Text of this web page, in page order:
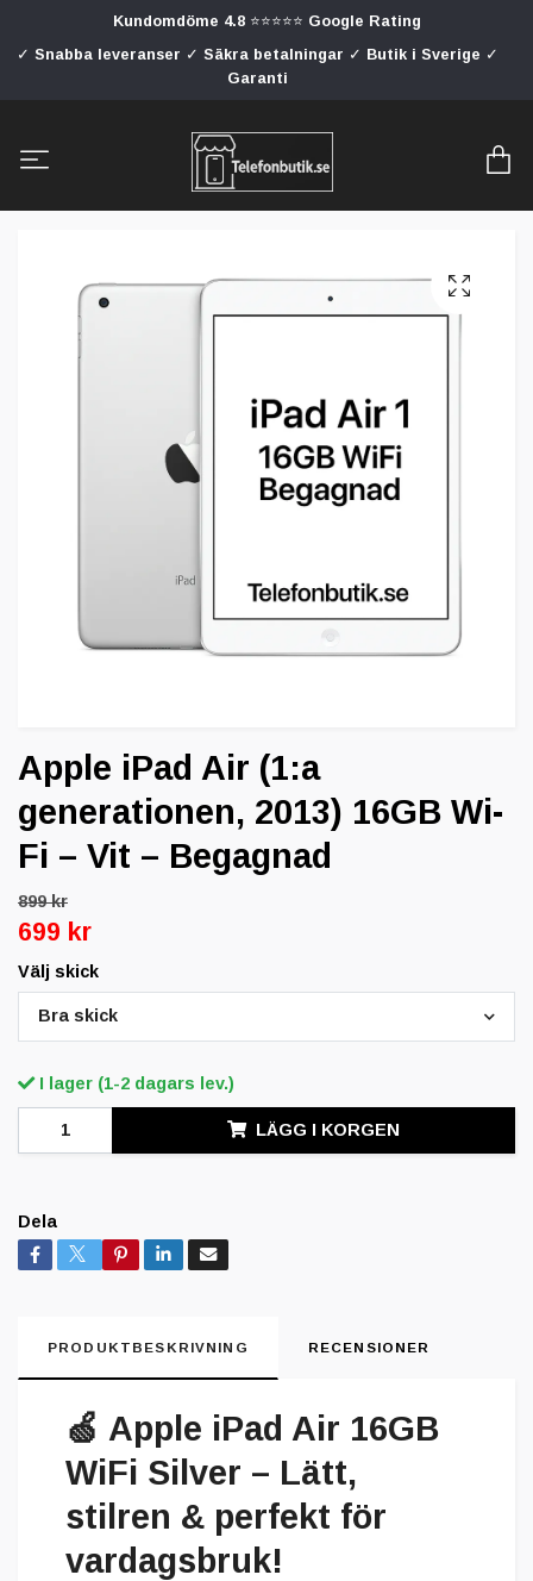
Kundomdöme 4.8 ⭐⭐⭐⭐⭐ Google Rating
✓ Snabba leveranser ✓ Säkra betalningar ✓ Butik i Sverige ✓
Garanti
Apple iPad Air (1:a
generationen, 2013) 16GB Wi-
Fi – Vit – Begagnad
899 kr
699 kr
Välj skick
Bra skick
I lager (1-2 dagars lev.)
LÄGG I KORGEN
Dela
PRODUKTBESKRIVNING RECENSIONER
🍏 Apple iPad Air 16GB
WiFi Silver – Lätt,
stilren & perfekt för
vardagsbruk!